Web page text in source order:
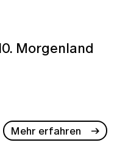
Morgenland
Mehr erfahren